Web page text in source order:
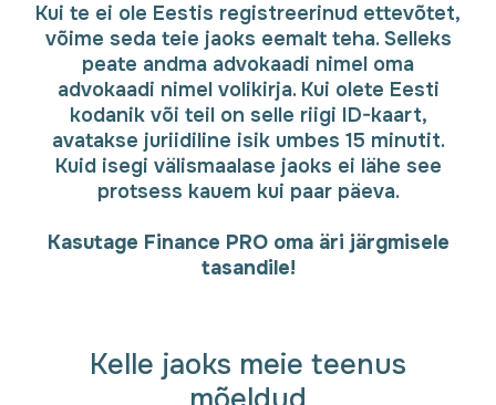
Kui te ei ole Eestis registreerinud ettevõtet,
võime seda teie jaoks eemalt teha. Selleks
peate andma advokaadi nimel oma
advokaadi nimel volikirja. Kui olete Eesti
kodanik või teil on selle riigi ID-kaart,
avatakse juriidiline isik umbes 15 minutit.
Kuid isegi välismaalase jaoks ei lähe see
protsess kauem kui paar päeva.
Kasutage Finance PRO oma äri järgmisele
tasandile!
Kelle jaoks meie teenus